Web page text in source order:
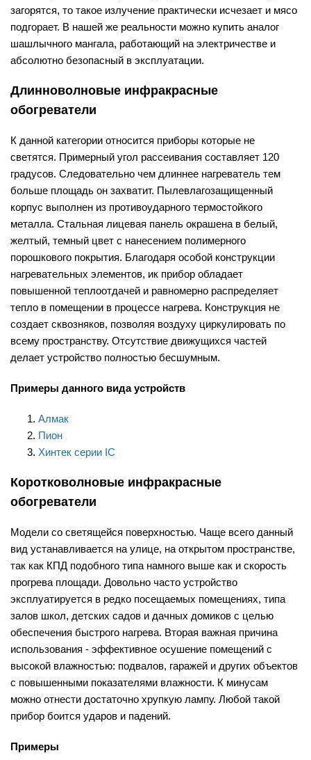
загорятся, то такое излучение практически исчезает и мясо
подгорает. В нашей же реальности можно купить аналог
шашлычного мангала, работающий на электричестве и
абсолютно безопасный в эксплуатации.
Длинноволновые инфракрасные
обогреватели
К данной категории относится приборы которые не
светятся. Примерный угол рассеивания составляет 120
градусов. Следовательно чем длиннее нагреватель тем
больше площадь он захватит. Пылевлагозащищенный
корпус выполнен из противоударного термостойкого
металла. Стальная лицевая панель окрашена в белый,
желтый, темный цвет с нанесением полимерного
порошкового покрытия. Благодаря особой конструкции
нагревательных элементов, ик прибор обладает
повышенной теплоотдачей и равномерно распределяет
тепло в помещении в процессе нагрева. Конструкция не
создает сквозняков, позволяя воздуху циркулировать по
всему пространству. Отсутствие движущихся частей
делает устройство полностью бесшумным.
Примеры данного вида устройств
Алмак
Пион
Хинтек серии IC
Коротковолновые инфракрасные
обогреватели
Модели со светящейся поверхностью. Чаще всего данный
вид устанавливается на улице, на открытом пространстве,
так как КПД подобного типа намного выше как и скорость
прогрева площади. Довольно часто устройство
эксплуатируется в редко посещаемых помещениях, типа
залов школ, детских садов и дачных домиков с целью
обеспечения быстрого нагрева. Вторая важная причина
использования - эффективное осушение помещений с
высокой влажностью: подвалов, гаражей и других объектов
с повышенными показателями влажности. К минусам
можно отнести достаточно хрупкую лампу. Любой такой
прибор боится ударов и падений.
Примеры